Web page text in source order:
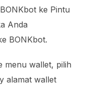
ke Pintu
Anda
BONKbot.
menu wallet, pilih
alamat wallet